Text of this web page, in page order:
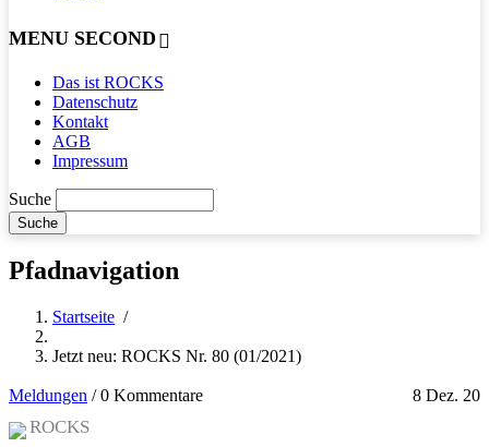
MENU SECOND
Das ist ROCKS
Datenschutz
Kontakt
AGB
Impressum
Suche
Pfadnavigation
Startseite /
Jetzt neu: ROCKS Nr. 80 (01/2021)
Meldungen 8 Dez. 20
/0 Kommentare
ROCKS